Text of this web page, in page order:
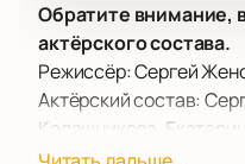
Обратите внимание,
актёрского состава.
Режиссёр: Сергей
Актёрский состав:
Калашникова,
Суворов, Елизавета